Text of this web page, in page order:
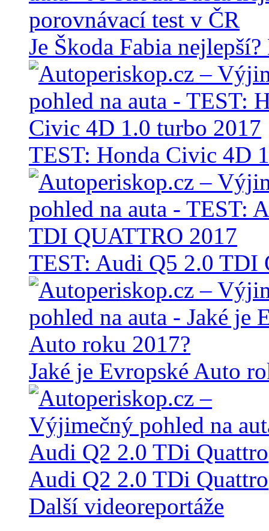
Je Škoda Fabia
TEST: Honda Civic 4D
TEST: Audi Q5 2.0 TDI
Jaké je Evropské Auto
Audi Q2 2.0 TDi Quattro
Další videoreportáže